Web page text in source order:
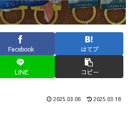
Facebook はてブ
LINE コピー
2025.03.06 2025.03.18